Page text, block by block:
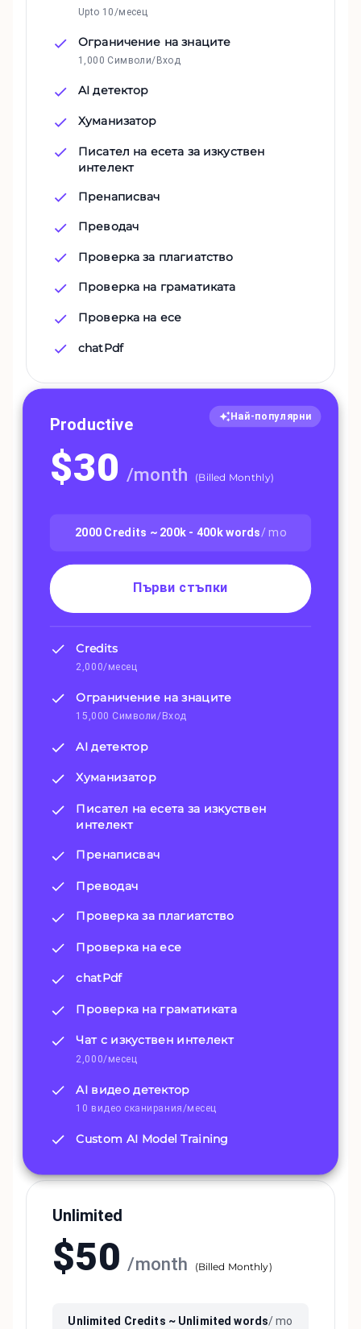
Upto 10/месец
Ограничение на знаците
1,000 Символи/Вход
AI детектор
Хуманизатор
Писател на есета за изкуствен
интелект
Пренаписвач
Преводач
Проверка за плагиатство
Проверка на граматиката
Проверка на есе
chatPdf
Най-популярни
Productive
$30 /month (Billed Monthly)
2000 Credits ~ 200k - 400kwords/ mo
Първи стъпки
Credits
2,000/месец
Ограничение на знаците
15,000 Символи/Вход
AI детектор
Хуманизатор
Писател на есета за изкуствен
интелект
Пренаписвач
Преводач
Проверка за плагиатство
Проверка на есе
chatPdf
Проверка на граматиката
Чат с изкуствен интелект
2,000/месец
AI видео детектор
10 видео сканирания/месец
Custom AI Model Training
Unlimited
$50 /month (Billed Monthly)
Unlimited Credits ~ Unlimited words/ mo